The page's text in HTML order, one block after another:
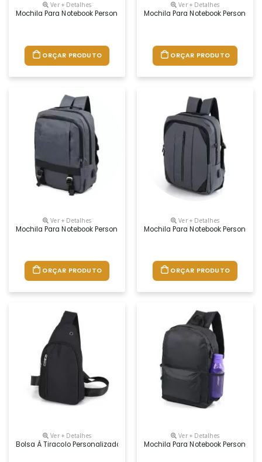
Ver + Detalhes
Mochila Para Notebook Personalizada
ORÇAR PRODUTO
Ver + Detalhes
Mochila Para Notebook
ORÇAR PRODUTO
Ver + Detalhes
Mochila Para Notebook Personalizada
ORÇAR PRODUTO
Ver + Detalhes
Mochila Para Notebook
ORÇAR PRODUTO
Ver + Detalhes
Bolsa À Tiracolo Personalizada
Ver + Detalhes
Mochila Para Notebook